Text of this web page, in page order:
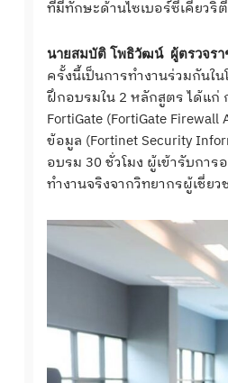
ที่มีทักษะด้านไซเบอร์ซีเคียวริ
นายสมบัติ โพธิวัฒน์ ผู้ตรวจรา
ครั้งนี้เป็นการทำงานร่วมกัน
ฝึกอบรมใน 2 หลักสูตร ได้แก่
FortiGate (FortiGate
ข้อมูล (Fortinet Security
อบรม 30 ชั่วโมง ผู้เข้ารับกา
ทำงานจริงจากวิทยากรผู้เชี่ย